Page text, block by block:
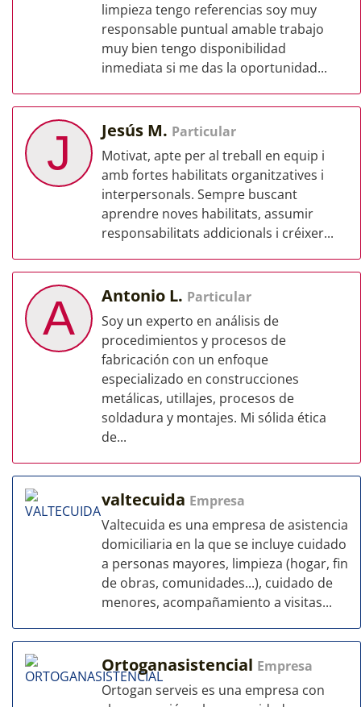
limpieza tengo referencias soy muy
responsable puntual amable trabajo
muy bien tengo disponibilidad
inmediata si me das la oportunidad...
J Jesús M. Particular
Motivat, apte per al treball en equip i
amb fortes habilitats organitzatives i
interpersonals. Sempre buscant
aprendre noves habilitats, assumir
responsabilitats addicionals i créixer...
A Antonio L. Particular
Soy un experto en análisis de
procedimientos y procesos de
fabricación con un enfoque
especializado en construcciones
metálicas, utillajes, procesos de
soldadura y montajes. Mi sólida ética
de...
valtecuida Empresa
Valtecuida es una empresa de asistencia
domiciliaria en la que se incluye cuidado
a personas mayores, limpieza (hogar, fin
de obras, comunidades...), cuidado de
menores, acompañamiento a visitas...
Ortoganasistencial Empresa
Ortogan serveis es una empresa con